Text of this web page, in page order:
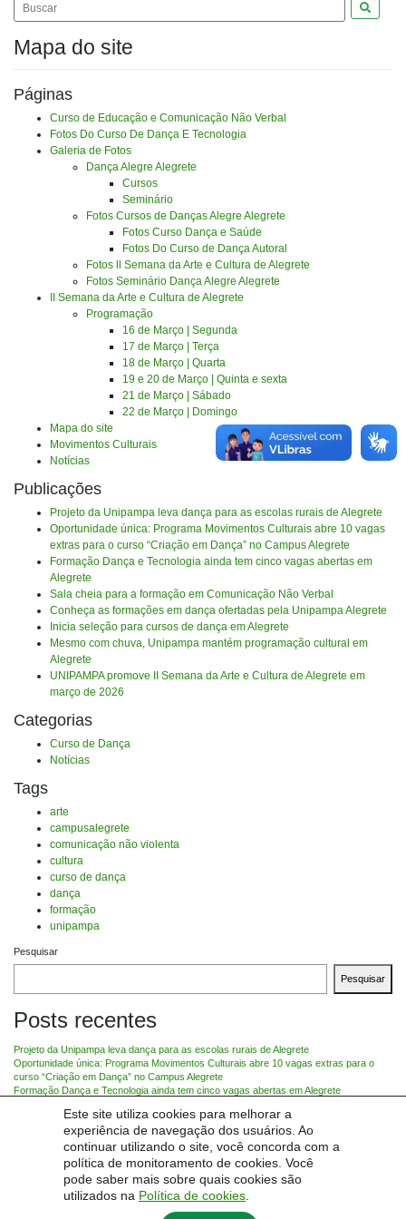
Este site utiliza cookies para melhorar a
experiência de navegação dos usuários. Ao
continuar utilizando o site, você concorda com a
política de monitoramento de cookies. Você
pode saber mais sobre quais cookies são
utilizados na Política de cookies
Mapa do site
Páginas
Curso de Educação e Comunicação Não Verbal
Fotos Do Curso De Dança E Tecnologia
Galeria de Fotos
Dança Alegre Alegrete
Cursos
Seminário
Fotos Cursos de Danças Alegre Alegrete
Fotos Curso Dança e Saúde
Fotos Do Curso de Dança Autoral
Fotos ll Semana da Arte e Cultura de Alegrete
Fotos Seminário Dança Alegre Alegrete
II Semana da Arte e Cultura de Alegrete
Programação
16 de Março | Segunda
17 de Março | Terça
18 de Março | Quarta
19 e 20 de Março | Quinta e sexta
21 de Março | Sábado
22 de Março | Domingo
Mapa do site
Movimentos Culturais
Notícias
Publicações
Projeto da Unipampa leva dança para as escolas rurais de Alegrete
Oportunidade única: Programa Movimentos Culturais abre 10 vagas
extras para o curso “Criação em Dança” no Campus Alegrete
Formação Dança e Tecnologia ainda tem cinco vagas abertas em
Alegrete
Sala cheia para a formação em Comunicação Não Verbal
Conheça as formações em dança ofertadas pela Unipampa Alegrete
Inicia seleção para cursos de dança em Alegrete
Mesmo com chuva, Unipampa mantém programação cultural em
Alegrete
UNIPAMPA promove II Semana da Arte e Cultura de Alegrete em
março de 2026
Categorias
Curso de Dança
Notícias
Tags
arte
campusalegrete
comunicação não violenta
cultura
curso de dança
dança
formação
unipampa
Pesquisar
Pesquisar
Posts recentes
Projeto da Unipampa leva dança para as escolas rurais de Alegrete
Oportunidade única: Programa Movimentos Culturais abre 10 vagas extras para o
curso “Criação em Dança” no Campus Alegrete
Formação Dança e Tecnologia ainda tem cinco vagas abertas em Alegrete
Conheça as formações em dança ofertadas pela Unipampa Alegrete
Categorias
Curso de Dança
Notícias